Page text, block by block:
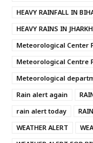
HEAVY RAINFALL IN
HEAVY RAINS IN
Meteorological Center
Meteorological Centre
Meteorological
Rain alert again
rain alert today
WEATHER ALERT